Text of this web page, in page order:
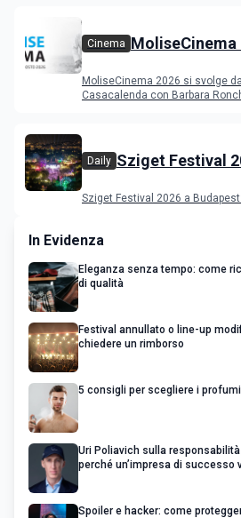
Cinema MoliseCinema
MoliseCinema 2026 si svolge
Casacalenda con Barbara
Daily Sziget Festival
Sziget Festival 2026 a
In Evidenza
Eleganza senza tempo: come
di qualità
Festival annullato o line-up
chiedere un rimborso
5 consigli per scegliere i
Uri Poliavich sulla
perché un’impresa di successo
Spoiler e hacker: come